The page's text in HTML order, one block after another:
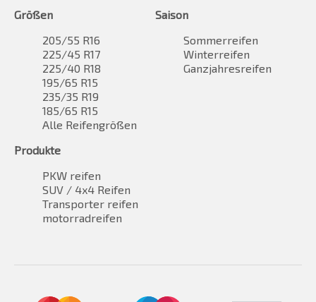
Größen
205/55 R16
225/45 R17
225/40 R18
195/65 R15
235/35 R19
185/65 R15
Alle Reifengrößen
Saison
Sommerreifen
Winterreifen
Ganzjahresreifen
Produkte
PKW reifen
SUV / 4x4 Reifen
Transporter reifen
motorradreifen